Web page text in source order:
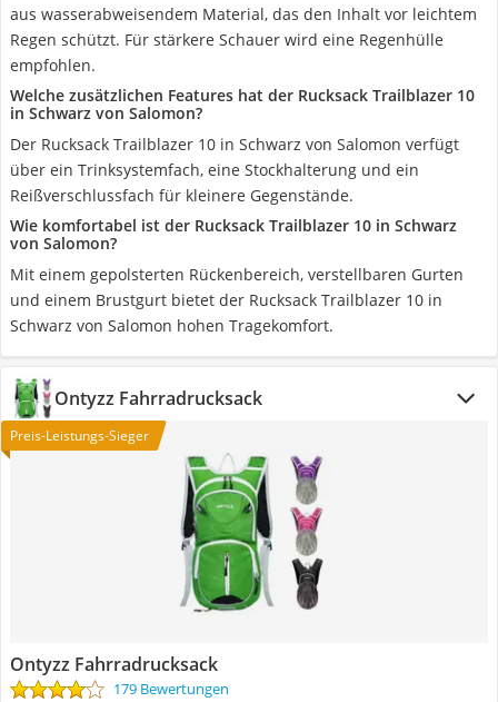
aus wasserabweisendem Material, das den Inhalt vor leichtem
Regen schützt. Für stärkere Schauer wird eine Regenhülle
empfohlen.
Welche zusätzlichen Features hat der Rucksack Trailblazer 10
in Schwarz von Salomon?
Der Rucksack Trailblazer 10 in Schwarz von Salomon verfügt
über ein Trinksystemfach, eine Stockhalterung und ein
Reißverschlussfach für kleinere Gegenstände.
Wie komfortabel ist der Rucksack Trailblazer 10 in Schwarz
von Salomon?
Mit einem gepolsterten Rückenbereich, verstellbaren Gurten
und einem Brustgurt bietet der Rucksack Trailblazer 10 in
Schwarz von Salomon hohen Tragekomfort.
Ontyzz Fahrradrucksack
Preis-Leistungs-Sieger
Ontyzz Fahrradrucksack
179 Bewertungen